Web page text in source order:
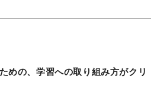
めの、学習への取り組み方がクリ